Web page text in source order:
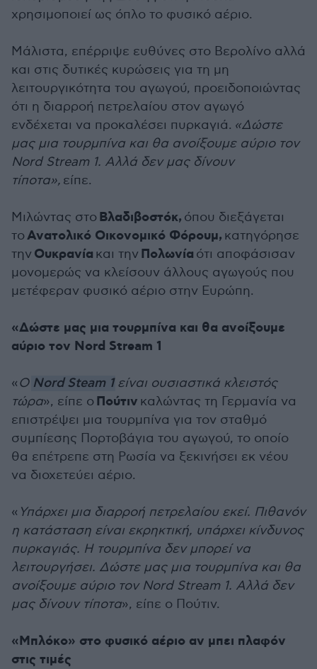
χρησιμοποιεί ως όπλο το φυσικό αέριο.
Μάλιστα, επέρριψε ευθύνες στο Βερολίνο αλλά
και στις δυτικές κυρώσεις για τη μη
λειτουργικότητα του αγωγού, προειδοποιώντας
ότι η διαρροή πετρελαίου στον αγωγό
ενδέχεται να προκαλέσει πυρκαγιά. «Δώστε
μας μια τουρμπίνα και θα ανοίξουμε αύριο τον
Nord Stream 1. Αλλά δεν μας δίνουν
τίποτα», είπε.
Μιλώντας στοΒλαδιβοστόκ, όπου διεξάγεται
τοΑνατολικό Οικονομικό Φόρουμ, κατηγόρησε
την Ουκρανία και την Πολωνία ότι αποφάσισαν
μονομερώς να κλείσουν άλλους αγωγούς που
μετέφεραν φυσικό αέριο στην Ευρώπη.
«Δώστε μας μια τουρμπίνα και θα ανοίξουμε
αύριο τον Nord Stream 1
«Ο Nord Steam 1 είναι ουσιαστικά κλειστός
τώρα», είπε οΠούτιν καλώντας τη Γερμανία να
επιστρέψει μια τουρμπίνα για τον σταθμό
συμπίεσης Πορτοβάγια του αγωγού, το οποίο
θα επέτρεπε στη Ρωσία να ξεκινήσει εκ νέου
να διοχετεύει αέριο.
« Υπάρχει μια διαρροή πετρελαίου εκεί. Πιθανόν
η κατάσταση είναι εκρηκτική, υπάρχει κίνδυνος
πυρκαγιάς. Η τουρμπίνα δεν μπορεί να
λειτουργήσει. Δώστε μας μια τουρμπίνα και θα
ανοίξουμε αύριο τον Nord Stream 1. Αλλά δεν
μας δίνουν τίποτα», είπε ο Πούτιν.
«Μπλόκο» στο φυσικό αέριο αν μπει πλαφόν
στις τιμές